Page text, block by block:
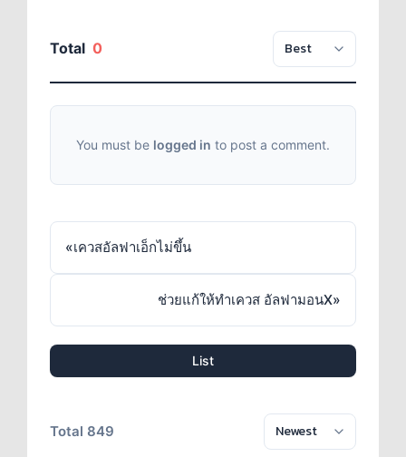
Total 0
You must be logged in to post a comment.
«เควสอัลฟาเอ็กไม่ขึ้น
ช่วยแก้ให้ทำเควส อัลฟามอนX»
List
Total 849